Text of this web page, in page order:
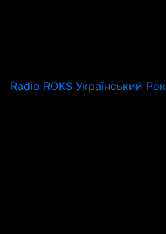
Radio ROKS Український Рок